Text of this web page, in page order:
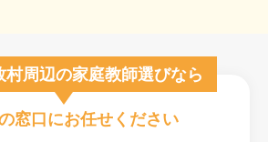
村周辺の家庭教師選びなら
窓口にお任せください